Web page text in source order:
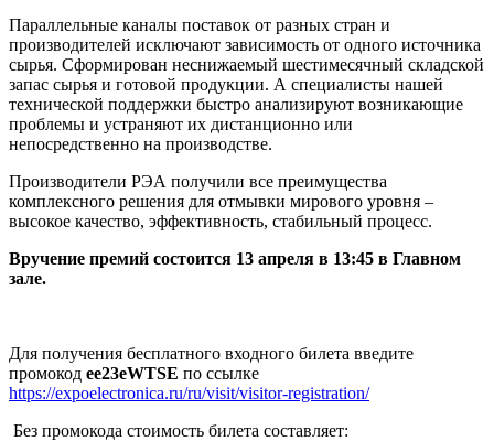
Параллельные каналы поставок от разных стран и
производителей исключают зависимость от одного источника
сырья. Сформирован неснижаемый шестимесячный складской
запас сырья и готовой продукции. А специалисты нашей
технической поддержки быстро анализируют возникающие
проблемы и устраняют их дистанционно или
непосредственно на производстве.
Производители РЭА получили все преимущества
комплексного решения для отмывки мирового уровня –
высокое качество, эффективность, стабильный процесс.
Вручение премий состоится 13 апреля в 13:45 в Главном
зале.
Для получения бесплатного входного билета введите
промокод ee23eWTSE по ссылке
https://expoelectronica.ru/ru/visit/visitor-registration/
Без промокода стоимость билета составляет: